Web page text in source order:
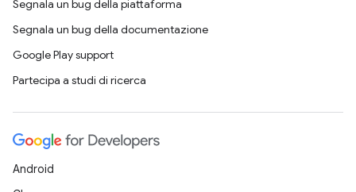
Segnala un bug della piattaforma
Segnala un bug della documentazione
Google Play support
Partecipa a studi di ricerca
Android